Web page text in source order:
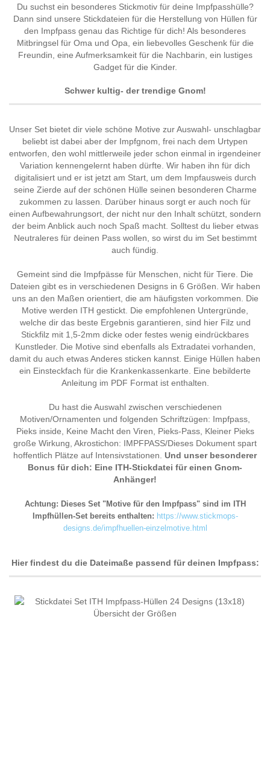
Du suchst ein besonderes Stickmotiv für deine Impfpasshülle?
Dann sind unsere Stickdateien für die Herstellung von Hüllen für
den Impfpass genau das Richtige für dich! Als besonderes
Mitbringsel für Oma und Opa, ein liebevolles Geschenk für die
Freundin, eine Aufmerksamkeit für die Nachbarin, ein lustiges
Gadget für die Kinder.
Schwer kultig- der trendige Gnom!
Unser Set bietet dir viele schöne Motive zur Auswahl- unschlagbar
beliebt ist dabei aber der Impfgnom, frei nach dem Urtypen
entworfen, den wohl mittlerweile jeder schon einmal in irgendeiner
Variation kennengelernt haben dürfte. Wir haben ihn für dich
digitalisiert und er ist jetzt am Start, um dem Impfausweis durch
seine Zierde auf der schönen Hülle seinen besonderen Charme
zukommen zu lassen. Darüber hinaus sorgt er auch noch für
einen Aufbewahrungsort, der nicht nur den Inhalt schützt, sondern
der beim Anblick auch noch Spaß macht. Solltest du lieber etwas
Neutraleres für deinen Pass wollen, so wirst du im Set bestimmt
auch fündig.
Gemeint sind die Impfpässe für Menschen, nicht für Tiere. Die
Dateien gibt es in verschiedenen Designs in 6 Größen. Wir haben
uns an den Maßen orientiert, die am häufigsten vorkommen. Die
Motive werden ITH gestickt. Die empfohlenen Untergründe,
welche dir das beste Ergebnis garantieren, sind hier Filz und
Stickfilz mit 1,5-2mm dicke oder festes wenig eindrückbares
Kunstleder. Die Motive sind ebenfalls als Extradatei vorhanden,
damit du auch etwas Anderes sticken kannst. Einige Hüllen haben
ein Einsteckfach für die Krankenkassenkarte. Eine bebilderte
Anleitung im PDF Format ist enthalten.
Du hast die Auswahl zwischen verschiedenen
Motiven/Ornamenten und folgenden Schriftzügen: Impfpass,
Pieks inside, Keine Macht den Viren, Pieks-Pass, Kleiner Pieks
große Wirkung, Akrostichon: IMPFPASS/Dieses Dokument spart
hoffentlich Plätze auf Intensivstationen. Und unser besonderer
Bonus für dich: Eine ITH-Stickdatei für einen Gnom-
Anhänger!
Achtung: Dieses Set "Motive für den Impfpass" sind im ITH
Impfhüllen-Set bereits enthalten: https://www.stickmops-
designs.de/impfhuellen-einzelmotive.html
Hier findest du die Dateimaße passend für deinen Impfpass: